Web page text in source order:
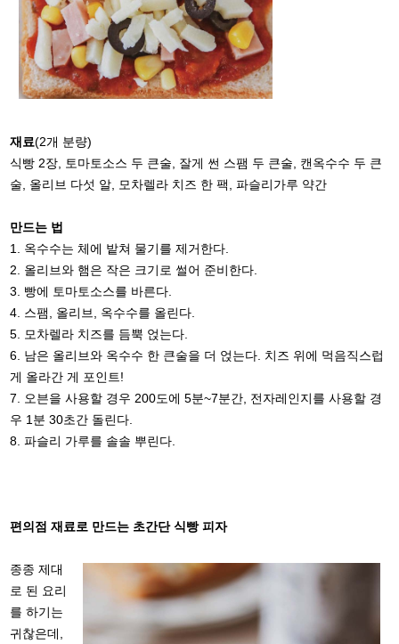
재료(2개 분량)
식빵 2장, 토마토소스 두 큰술, 잘게 썬 스팸 두 큰술, 캔옥수수 두 큰
술, 올리브 다섯 알, 모차렐라 치즈 한 팩, 파슬리가루 약간
만드는 법
1. 옥수수는 체에 밭쳐 물기를 제거한다.
2. 올리브와 햄은 작은 크기로 썰어 준비한다.
3. 빵에 토마토소스를 바른다.
4. 스팸, 올리브, 옥수수를 올린다.
5. 모차렐라 치즈를 듬뿍 얹는다.
6. 남은 올리브와 옥수수 한 큰술을 더 얹는다. 치즈 위에 먹음직스럽
게 올라간 게 포인트!
7. 오븐을 사용할 경우 200도에 5분~7분간, 전자레인지를 사용할 경
우 1분 30초간 돌린다.
8. 파슬리 가루를 솔솔 뿌린다.
편의점 재료로 만드는 초간단 식빵 피자
종종 제대
로 된 요리
를 하기는
귀찮은데,